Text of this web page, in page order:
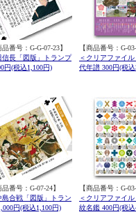
品番号：G-G-07-23】
信長「図版」トランプ
円(税込1,100円)
【商品番号：G-
＜クリアファイ
代年譜 300円(税込
品番号：G-07-24】
島合戦「図版」トラン
円(税込1,100円)
【商品番号：G-
＜クリアファイ
紋名鑑 400円(税込